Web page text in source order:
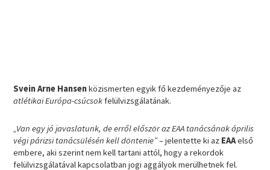
Svein Arne Hansenközismerten egyik fő kezdeményezője az
atlétikai Európa-csúcsokfelülvizsgálatának.
„Van egy jó javaslatunk, de erről először az EAA tanácsának április
végi párizsi tanácsülésén kell döntenie”– jelentette ki az EAAelső
embere, aki szerint nem kell tartani attól, hogy a rekordok
felülvizsgálatával kapcsolatban jogi aggályok merülhetnek fel.